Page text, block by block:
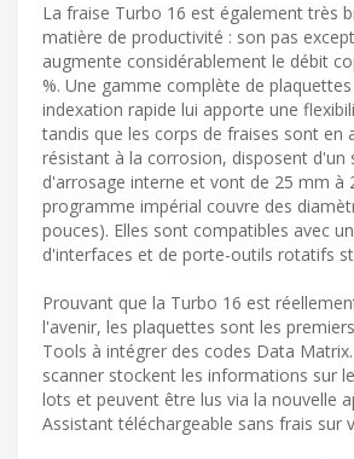
La fraise Turbo 16 est également très
matière de productivité : son pas
augmente considérablement le débit
%. Une gamme complète de
indexation rapide lui apporte une
tandis que les corps de fraises sont en
résistant à la corrosion, disposent d'un
d'arrosage interne et vont de 25 mm à
programme impérial couvre des
pouces). Elles sont compatibles avec
d'interfaces et de porte-outils rotatifs
Prouvant que la Turbo 16 est
l'avenir, les plaquettes sont les
Tools à intégrer des codes Data
scanner stockent les informations sur
lots et peuvent être lus via la nouvelle
Assistant téléchargeable sans frais sur